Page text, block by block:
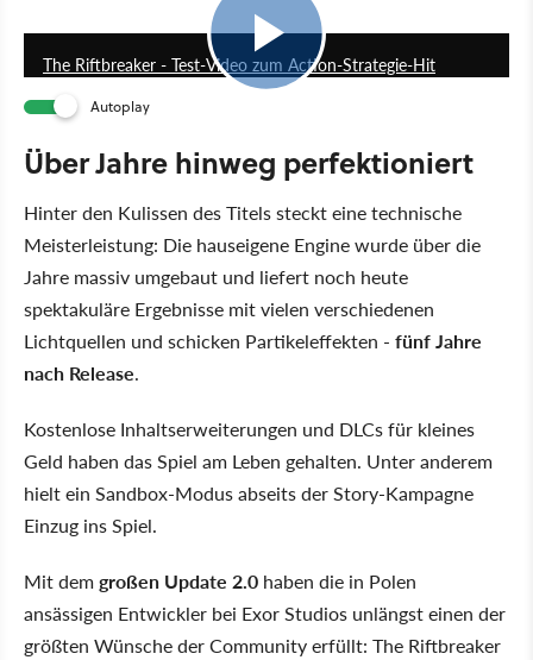
The Riftbreaker - Test-Video zum Action-Strategie-Hit
Autoplay
Über Jahre hinweg perfektioniert
Hinter den Kulissen des Titels steckt eine technische
Meisterleistung: Die hauseigene Engine wurde über die
Jahre massiv umgebaut und liefert noch heute
spektakuläre Ergebnisse mit vielen verschiedenen
Lichtquellen und schicken Partikeleffekten - fünf Jahre
nach Release.
Kostenlose Inhaltserweiterungen und DLCs für kleines
Geld haben das Spiel am Leben gehalten. Unter anderem
hielt ein Sandbox-Modus abseits der Story-Kampagne
Einzug ins Spiel.
Mit demgroßen Update 2.0 haben die in Polen
ansässigen Entwickler bei Exor Studios unlängst einen der
größten Wünsche der Community erfüllt: The Riftbreaker